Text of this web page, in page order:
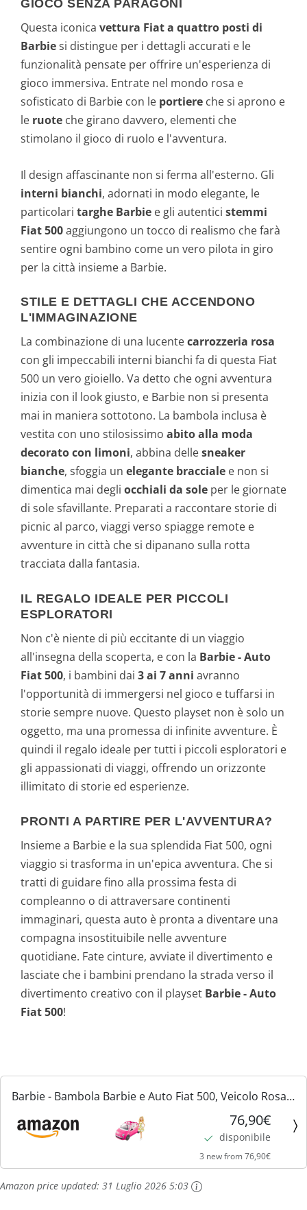
GIOCO SENZA PARAGONI
Questa iconica vettura Fiat a quattro posti di
Barbiesi distingue per i dettagli accurati e le
funzionalità pensate per offrire un'esperienza di
gioco immersiva. Entrate nel mondo rosa e
sofisticato di Barbie con le portiere che si aprono e
le ruote che girano davvero, elementi che
stimolano il gioco di ruolo e l'avventura.
Il design affascinante non si ferma all'esterno. Gli
interni bianchi, adornati in modo elegante, le
particolari targhe Barbie e gli autentici stemmi
Fiat 500aggiungono un tocco di realismo che farà
sentire ogni bambino come un vero pilota in giro
per la città insieme a Barbie.
STILE E DETTAGLI CHE ACCENDONO
L'IMMAGINAZIONE
La combinazione di una lucentecarrozzeria rosa
con gli impeccabili interni bianchi fa di questa Fiat
500 un vero gioiello. Va detto che ogni avventura
inizia con il look giusto, e Barbie non si presenta
mai in maniera sottotono. La bambola inclusa è
vestita con uno stilosissimo abito alla moda
decorato con limoni, abbina dellesneaker
bianche, sfoggia un elegante bracciale e non si
dimentica mai degli occhiali da sole per le giornate
di sole sfavillante. Preparati a raccontare storie di
picnic al parco, viaggi verso spiagge remote e
avventure in città che si dipanano sulla rotta
tracciata dalla fantasia.
IL REGALO IDEALE PER PICCOLI
ESPLORATORI
Non c'è niente di più eccitante di un viaggio
all'insegna della scoperta, e con la Barbie - Auto
Fiat 500, i bambini dai 3 ai 7 anni avranno
l'opportunità di immergersi nel gioco e tuffarsi in
storie sempre nuove. Questo playset non è solo un
oggetto, ma una promessa di infinite avventure. È
quindi il regalo ideale per tutti i piccoli esploratori e
gli appassionati di viaggi, offrendo un orizzonte
illimitato di storie ed esperienze.
PRONTI A PARTIRE PER L'AVVENTURA?
Insieme a Barbie e la sua splendida Fiat 500, ogni
viaggio si trasforma in un'epica avventura. Che si
tratti di guidare fino alla prossima festa di
compleanno o di attraversare continenti
immaginari, questa auto è pronta a diventare una
compagna insostituibile nelle avventure
quotidiane. Fate cinture, avviate il divertimento e
lasciate che i bambini prendano la strada verso il
divertimento creativo con il playset Barbie - Auto
Fiat 500!
Barbie - Bambola Barbie e Auto Fiat 500, Veicolo Rosa a
4 Posti con Bambola Barbie, Abito e Accessori,
Giocattolo per Bambini 3+ Anni, HGV03
76,90€
disponibile
3 new from 76,90€
Amazon price updated: 31 Luglio 2026 5:03